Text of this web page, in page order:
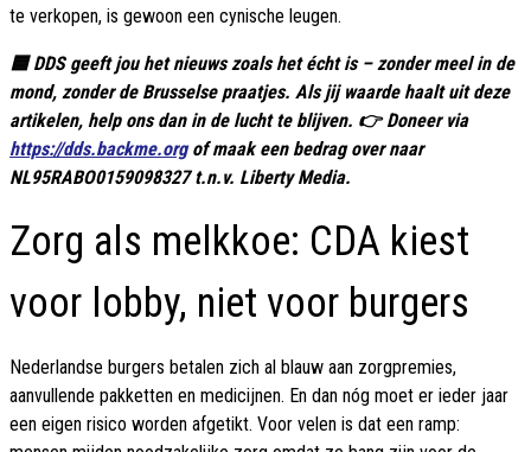
te verkopen, is gewoon een cynische leugen.
🟦 DDS geeft jou het nieuws zoals het écht is – zonder meel in de
mond, zonder de Brusselse praatjes. Als jij waarde haalt uit deze
artikelen, help ons dan in de lucht te blijven. 👉 Doneer via
https://dds.backme.orgof maak een bedrag over naar
NL95RABO0159098327 t.n.v. Liberty Media.
Zorg als melkkoe: CDA kiest
voor lobby, niet voor burgers
Nederlandse burgers betalen zich al blauw aan zorgpremies,
aanvullende pakketten en medicijnen. En dan nóg moet er ieder jaar
een eigen risico worden afgetikt. Voor velen is dat een ramp: